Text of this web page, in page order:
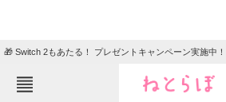
🎁 Switch 2もあたる！ プレゼントキャンペーン実施中！